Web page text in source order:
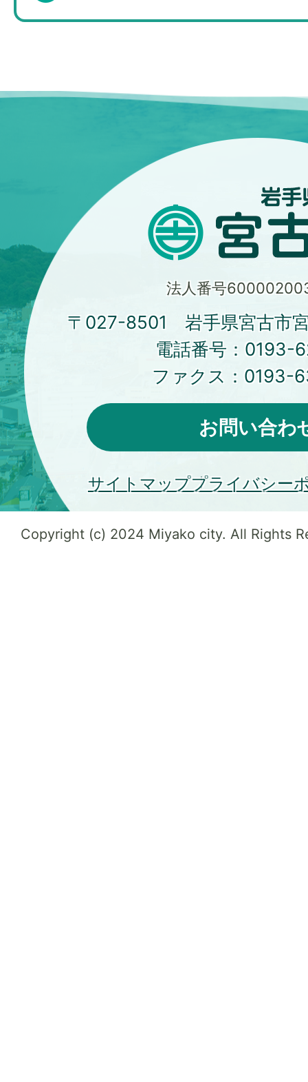
法人番号
〒027-8501 岩手県宮古市
電話番号： 0193-
ファクス： 0193-
お問い合わ
サイトマッププライバシー
Copyright (c) 2024 Miyako city. All Rights